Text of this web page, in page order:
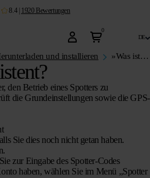
8.4| 1920 Bewertungen
0
de
und installieren » Was ist ein Assistent?
den Betrieb eines Spotters zu
die Grundeinstellungen sowie die GPS-
Sie dies noch nicht getan haben.
zur Eingabe des Spotter-Codes
haben, wählen Sie im Menü „Spotter